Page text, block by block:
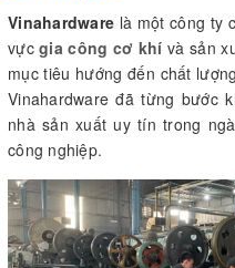
Vinahardware là một công ty
vựcgia công cơ khí và sản
mục tiêu hướng đến chất
Vinahardware đã từng bước
nhà sản xuất uy tín trong
công nghiệp.